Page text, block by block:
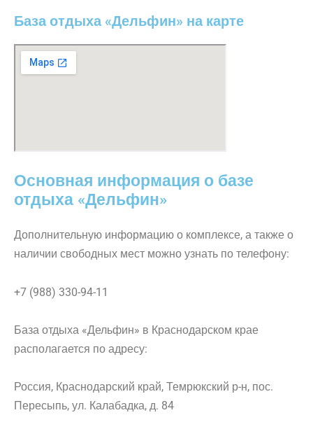
База отдыха «Дельфин» на карте
Основная информация о базе
отдыха «Дельфин»
Дополнительную информацию о комплексе, а также о
наличии свободных мест можно узнать по телефону:
+7 (988) 330-94-11
База отдыха «Дельфин» в Краснодарском крае
располагается по адресу:
Россия, Краснодарский край, Темрюкский р-н, пос.
Пересыпь, ул. Калабадка, д. 84